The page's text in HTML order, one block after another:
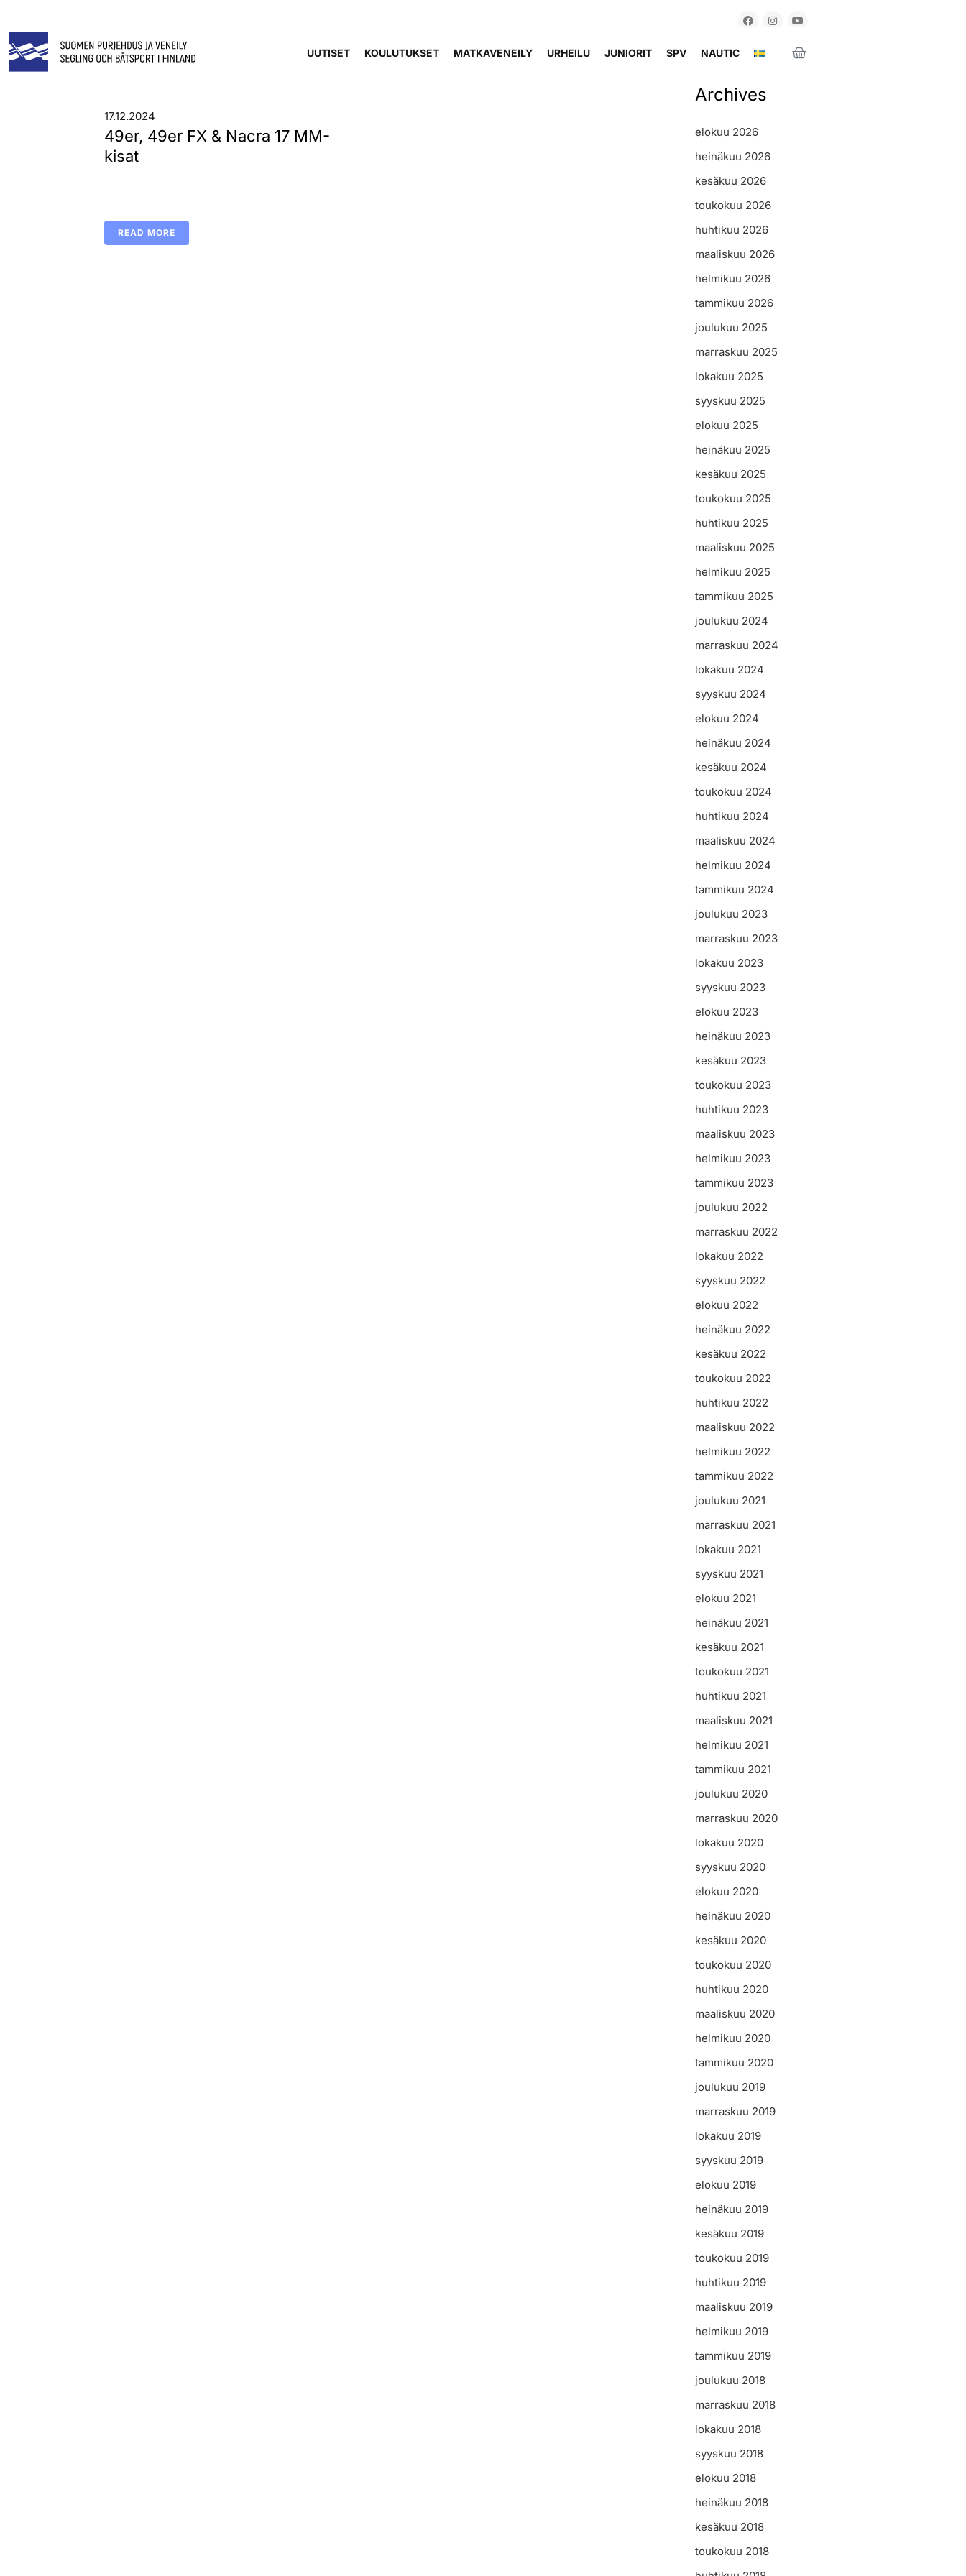
UUTISET KOULUTUKSET MATKAVENEILY URHEILU JUNIORIT SPV NAUTIC
17.12.2024
49er, 49er FX & Nacra 17 MM-
kisat
READ MORE
Archives
elokuu 2026
heinäkuu 2026
kesäkuu 2026
toukokuu 2026
huhtikuu 2026
maaliskuu 2026
helmikuu 2026
tammikuu 2026
joulukuu 2025
marraskuu 2025
lokakuu 2025
syyskuu 2025
elokuu 2025
heinäkuu 2025
kesäkuu 2025
toukokuu 2025
huhtikuu 2025
maaliskuu 2025
helmikuu 2025
tammikuu 2025
joulukuu 2024
marraskuu 2024
lokakuu 2024
syyskuu 2024
elokuu 2024
heinäkuu 2024
kesäkuu 2024
toukokuu 2024
huhtikuu 2024
maaliskuu 2024
helmikuu 2024
tammikuu 2024
joulukuu 2023
marraskuu 2023
lokakuu 2023
syyskuu 2023
elokuu 2023
heinäkuu 2023
kesäkuu 2023
toukokuu 2023
huhtikuu 2023
maaliskuu 2023
helmikuu 2023
tammikuu 2023
joulukuu 2022
marraskuu 2022
lokakuu 2022
syyskuu 2022
elokuu 2022
heinäkuu 2022
kesäkuu 2022
toukokuu 2022
huhtikuu 2022
maaliskuu 2022
helmikuu 2022
tammikuu 2022
joulukuu 2021
marraskuu 2021
lokakuu 2021
syyskuu 2021
elokuu 2021
heinäkuu 2021
kesäkuu 2021
toukokuu 2021
huhtikuu 2021
maaliskuu 2021
helmikuu 2021
tammikuu 2021
joulukuu 2020
marraskuu 2020
lokakuu 2020
syyskuu 2020
elokuu 2020
heinäkuu 2020
kesäkuu 2020
toukokuu 2020
huhtikuu 2020
maaliskuu 2020
helmikuu 2020
tammikuu 2020
joulukuu 2019
marraskuu 2019
lokakuu 2019
syyskuu 2019
elokuu 2019
heinäkuu 2019
kesäkuu 2019
toukokuu 2019
huhtikuu 2019
maaliskuu 2019
helmikuu 2019
tammikuu 2019
joulukuu 2018
marraskuu 2018
lokakuu 2018
syyskuu 2018
elokuu 2018
heinäkuu 2018
kesäkuu 2018
toukokuu 2018